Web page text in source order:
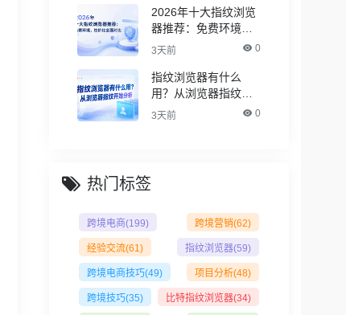
2026年十大指纹浏览
器推荐：免费环境，
性价比全面对比
3天前 0
指纹浏览器有什么
用？从浏览器指纹开
始分析
3天前 0
热门标签
跨境电商(199) 跨境营销(62)
经验交流(61) 指纹浏览器(59)
跨境电商技巧(49) 项目分析(48)
跨境技巧(35) 比特指纹浏览器(34)